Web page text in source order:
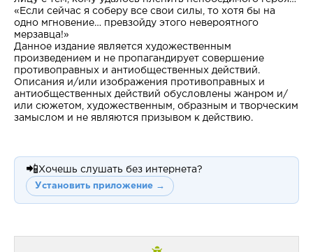
«Если сейчас я соберу все свои силы, то хотя бы на
одно мгновение… превзойду этого невероятного
мерзавца!»
Данное издание является художественным
произведением и не пропагандирует совершение
противоправных и антиобщественных действий.
Описания и/или изображения противоправных и
антиобщественных действий обусловлены жанром и/
или сюжетом, художественным, образным и творческим
замыслом и не являются призывом к действию.
📲 Хочешь слушать без интернета?
Установить приложение →